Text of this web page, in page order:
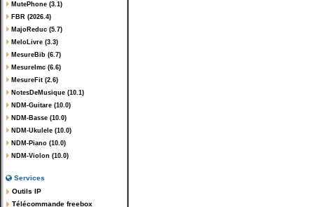
MutePhone (3.1)
FBR (2026.4)
MajoReduc (5.7)
MeloLivre (3.3)
MesureBib (6.7)
MesureImc (6.6)
MesureFit (2.6)
NotesDeMusique (10.1)
NDM-Guitare (10.0)
NDM-Basse (10.0)
NDM-Ukulele (10.0)
NDM-Piano (10.0)
NDM-Violon (10.0)
Services
Outils IP
Télécommande freebox